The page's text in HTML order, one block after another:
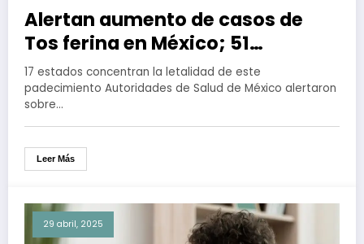
Alertan aumento de casos de
Tos ferina en México; 51
personas han muerto durante
2025
17 estados concentran la letalidad de este
padecimiento Autoridades de Salud de México alertaron
sobre…
Leer Más
29 abril, 2025